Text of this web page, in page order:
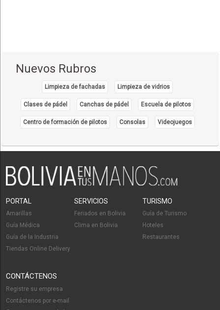
Nuevos Rubros
Limpieza de fachadas Limpieza de vidrios
Clases de pádel Canchas de pádel Escuela de pilotos
Centro de formación de pilotos Consolas Videojuegos
PORTAL
Amarillas
Guía Médica
Guía de la Industria
Tiendas Online Delivery
SERVICIOS
Feriados en Bolivia
Clima en Bolivia
TURISMO
Guía de Turismo
Hoteles
Restaurantes
CONTÁCTENOS
Registre su empresa
Contáctenos por e-mail